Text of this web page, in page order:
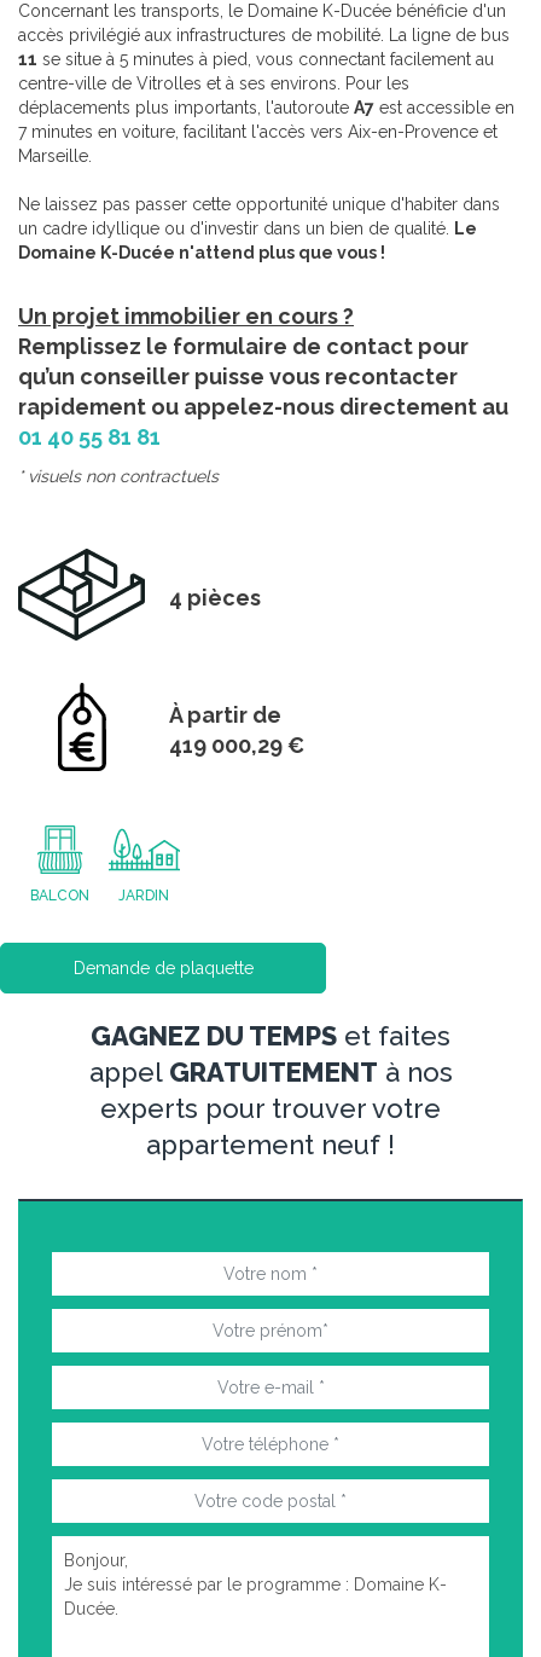
Concernant les transports, le Domaine K-Ducée bénéficie d'un
accès privilégié aux infrastructures de mobilité. La ligne de bus
11 se situe à 5 minutes à pied, vous connectant facilement au
centre-ville de Vitrolles et à ses environs. Pour les
déplacements plus importants, l'autoroute A7 est accessible en
7 minutes en voiture, facilitant l'accès vers Aix-en-Provence et
Marseille.
Ne laissez pas passer cette opportunité unique d'habiter dans
un cadre idyllique ou d'investir dans un bien de qualité. Le
Domaine K-Ducée n'attend plus que vous !
Un projet immobilier en cours ?
Remplissez le formulaire de contact pour
qu’un conseiller puisse vous recontacter
rapidement ou appelez-nous directement au
01 40 55 81 81
* visuels non contractuels
4 pièces
À partir de
419 000,29 €
BALCON JARDIN
Demande de plaquette
GAGNEZ DU TEMPS et faites
appel GRATUITEMENT à nos
experts pour trouver votre
appartement neuf !